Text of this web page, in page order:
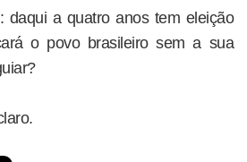
daqui a quatro anos tem eleição
o povo brasileiro sem a sua